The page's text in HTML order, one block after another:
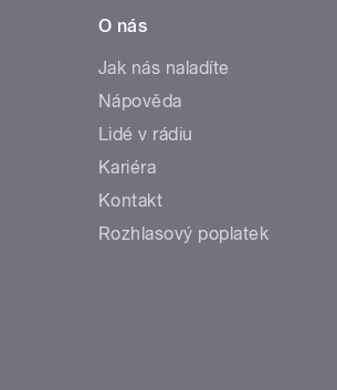
O nás
Jak nás naladíte
Nápověda
Lidé v rádiu
Kariéra
Kontakt
Rozhlasový poplatek